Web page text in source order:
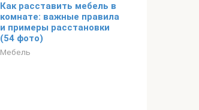
Как расставить мебель в
комнате: важные правила
и примеры расстановки
(54 фото)
Мебель